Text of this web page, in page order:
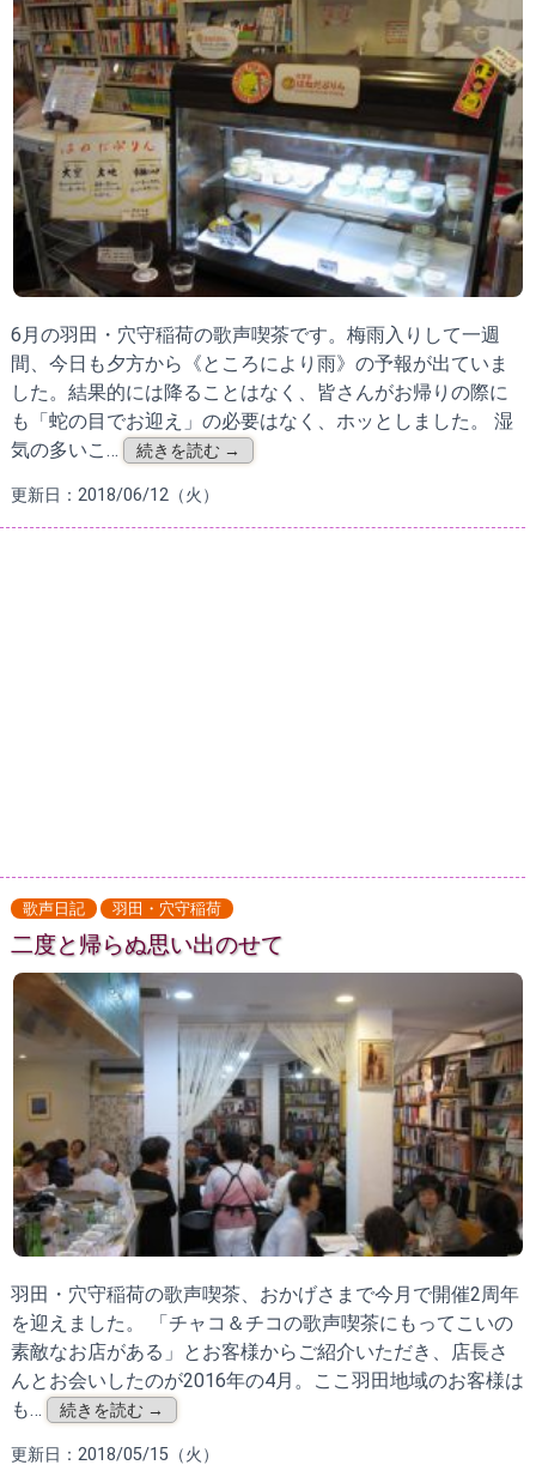
6月の羽田・穴守稲荷の歌声喫茶です。梅雨入りして一週
間、今日も夕方から《ところにより雨》の予報が出ていま
した。結果的には降ることはなく、皆さんがお帰りの際に
も「蛇の目でお迎え」の必要はなく、ホッとしました。 湿
気の多いこ…
続きを読む →
更新日：2018/06/12（火）
歌声日記 羽田・穴守稲荷
二度と帰らぬ思い出のせて
羽田・穴守稲荷の歌声喫茶、おかげさまで今月で開催2周年
を迎えました。 「チャコ＆チコの歌声喫茶にもってこいの
素敵なお店がある」とお客様からご紹介いただき、店長さ
んとお会いしたのが2016年の4月。ここ羽田地域のお客様は
も…
続きを読む →
更新日：2018/05/15（火）